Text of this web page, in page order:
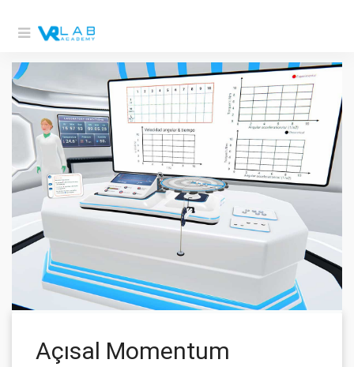
Açısal Momentum